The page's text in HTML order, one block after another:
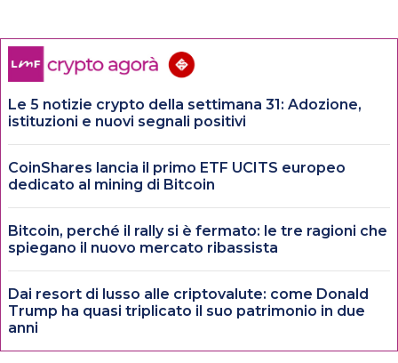
Le 5 notizie crypto della settimana 31: Adozione,
istituzioni e nuovi segnali positivi
CoinShares lancia il primo ETF UCITS europeo
dedicato al mining di Bitcoin
Bitcoin, perché il rally si è fermato: le tre ragioni che
spiegano il nuovo mercato ribassista
Dai resort di lusso alle criptovalute: come Donald
Trump ha quasi triplicato il suo patrimonio in due
anni